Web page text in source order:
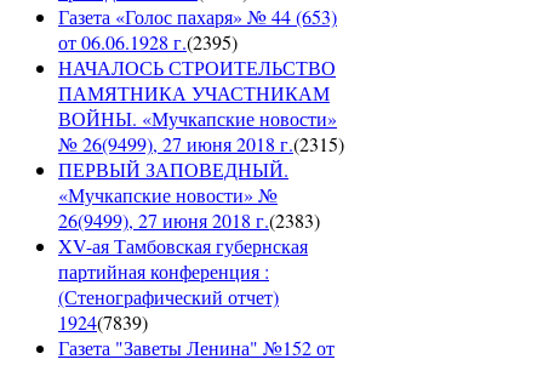
Газета «Голос пахаря» № 44 (653)
от 06.06.1928 г.(2395)
НАЧАЛОСЬ СТРОИТЕЛЬСТВО
ПАМЯТНИКА УЧАСТНИКАМ
ВОЙНЫ. «Мучкапские новости»
№ 26(9499), 27 июня 2018 г.(2315)
ПЕРВЫЙ ЗАПОВЕДНЫЙ.
«Мучкапские новости» №
26(9499), 27 июня 2018 г.(2383)
XV-ая Тамбовская губернская
партийная конференция :
(Стенографический отчет)
1924(7839)
Газета "Заветы Ленина" №152 от